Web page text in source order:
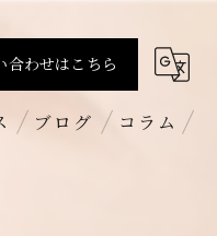
合わせはこちら
ブログ コラム